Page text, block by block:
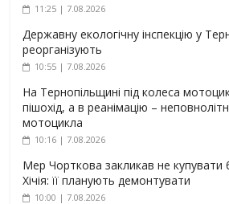
11:25 | 7.08.2026
Державну екологічну інспекцію у
реорганізують
10:55 | 7.08.2026
На Тернопільщині під колеса
пішохід, а в реанімацію –
мотоцикла
10:16 | 7.08.2026
Мер Чорткова закликав не купувати
Хічія: її планують демонтувати
10:00 | 7.08.2026